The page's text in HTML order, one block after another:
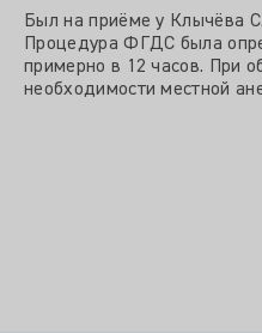
Был на приёме у Клычёва
Процедура ФГДС была
примерно в 12 часов. При
необходимости местной